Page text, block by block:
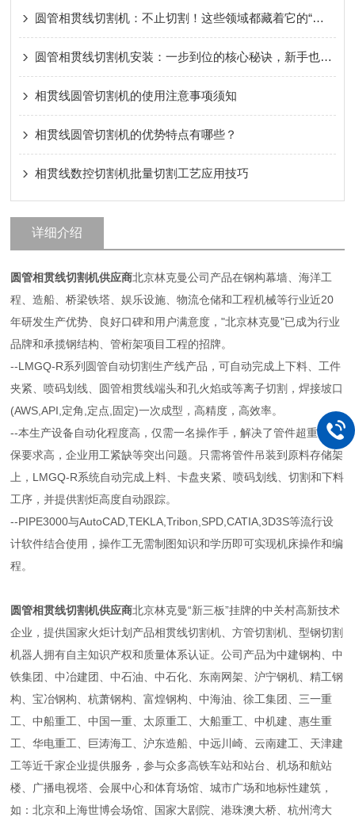
圆管相贯线切割机：不止切割！这些领域都藏着它的“硬实力”
圆管相贯线切割机安装：一步到位的核心秘诀，新手也能轻松拿捏！
相贯线圆管切割机的使用注意事项须知
相贯线圆管切割机的优势特点有哪些？
相贯线数控切割机批量切割工艺应用技巧
详细介绍
圆管相贯线切割机供应商北京林克曼公司产品在钢构幕墙、海洋工
程、造船、桥梁铁塔、娱乐设施、物流仓储和工程机械等行业近20
年研发生产优势、良好口碑和用户满意度，"北京林克曼"已成为行业
品牌和承揽钢结构、管桁架项目工程的招牌。
--LMGQ-R系列圆管自动切割生产线产品，可自动完成上下料、工件
夹紧、喷码划线、圆管相贯线端头和孔火焰或等离子切割，焊接坡口
(AWS,API,定角,定点,固定)一次成型，高精度，高效率。
--本生产设备自动化程度高，仅需一名操作手，解决了管件超重，环
保要求高，企业用工紧缺等突出问题。只需将管件吊装到原料存储架
上，LMGQ-R系统自动完成上料、卡盘夹紧、喷码划线、切割和下料
工序，并提供割炬高度自动跟踪。
--PIPE3000与AutoCAD,TEKLA,Tribon,SPD,CATIA,3D3S等流行设
计软件结合使用，操作工无需制图知识和学历即可实现机床操作和编
程。
圆管相贯线切割机供应商北京林克曼“新三板”挂牌的中关村高新技术
企业，提供国家火炬计划产品相贯线切割机、方管切割机、型钢切割
机器人拥有自主知识产权和质量体系认证。公司产品为中建钢构、中
铁集团、中冶建团、中石油、中石化、东南网架、沪宁钢机、精工钢
构、宝冶钢构、杭萧钢构、富煌钢构、中海油、徐工集团、三一重
工、中船重工、中国一重、太原重工、大船重工、中机建、惠生重
工、华电重工、巨涛海工、沪东造船、中远川崎、云南建工、天津建
工等近千家企业提供服务，参与众多高铁车站和站台、机场和航站
楼、广播电视塔、会展中心和体育场馆、城市广场和地标性建筑，
如：北京和上海世博会场馆、国家大剧院、港珠澳大桥、杭州湾大